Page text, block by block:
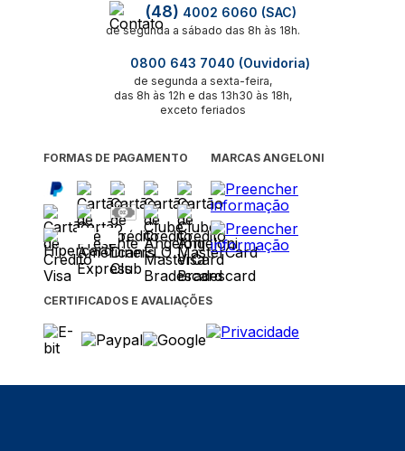
(48) 4002 6060 (SAC)
de segunda a sábado das 8h às 18h.
0800 643 7040 (Ouvidoria)
de segunda a sexta-feira,
das 8h às 12h e das 13h30 às 18h,
exceto feriados
FORMAS DE PAGAMENTO MARCAS ANGELONI
CERTIFICADOS E AVALIAÇÕES